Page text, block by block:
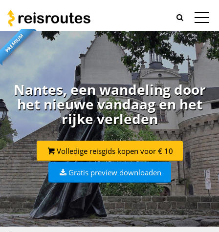
PREMIUM
Nantes, een wandeling door
het nieuwe vandaag en het
rijke verleden
Volledige reisgids kopen voor € 10
Gratis preview downloaden